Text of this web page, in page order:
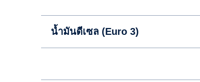
น้ำมันดีเซล (Euro 3)